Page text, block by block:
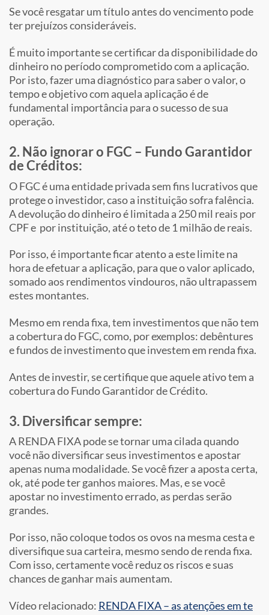
Se você resgatar um título antes do vencimento pode
ter prejuízos consideráveis.
É muito importante se certificar da disponibilidade do
dinheiro no período comprometido com a aplicação.
Por isto, fazer uma diagnóstico para saber o valor, o
tempo e objetivo com aquela aplicação é de
fundamental importância para o sucesso de sua
operação.
2. Não ignorar o FGC – Fundo Garantidor
de Créditos:
O FGC é uma entidade privada sem fins lucrativos que
protege o investidor, caso a instituição sofra falência.
A devolução do dinheiro é limitada a 250 mil reais por
CPF e por instituição, até o teto de 1 milhão de reais.
Por isso, é importante ficar atento a este limite na
hora de efetuar a aplicação, para que o valor aplicado,
somado aos rendimentos vindouros, não ultrapassem
estes montantes.
Mesmo em renda fixa, tem investimentos que não tem
a cobertura do FGC, como, por exemplos: debêntures
e fundos de investimento que investem em renda fixa.
Antes de investir, se certifique que aquele ativo tem a
cobertura do Fundo Garantidor de Crédito.
3. Diversificar sempre:
A RENDA FIXA pode se tornar uma cilada quando
você não diversificar seus investimentos e apostar
apenas numa modalidade. Se você fizer a aposta certa,
ok, até pode ter ganhos maiores. Mas, e se você
apostar no investimento errado, as perdas serão
grandes.
Por isso, não coloque todos os ovos na mesma cesta e
diversifique sua carteira, mesmo sendo de renda fixa.
Com isso, certamente você reduz os riscos e suas
chances de ganhar mais aumentam.
Vídeo relacionado: RENDA FIXA – as atenções em te